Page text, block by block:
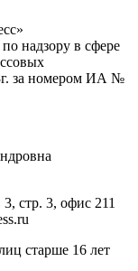
надзору в сфере
за номером ИА №
стр. 3, офис 211
старше 16 лет